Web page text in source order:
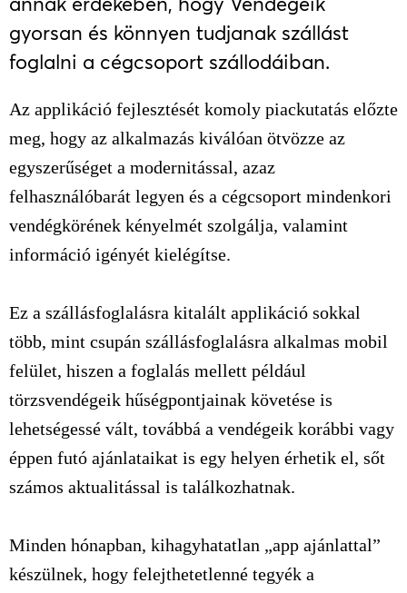
gyorsan és könnyen tudjanak szállást
foglalni a cégcsoport szállodáiban.
Az applikáció fejlesztését komoly piackutatás előzte
meg, hogy az alkalmazás kiválóan ötvözze az
egyszerűséget a modernitással, azaz
felhasználóbarát legyen és a cégcsoport mindenkori
vendégkörének kényelmét szolgálja, valamint
információ igényét kielégítse.
Ez a szállásfoglalásra kitalált applikáció sokkal
több, mint csupán szállásfoglalásra alkalmas mobil
felület, hiszen a foglalás mellett például
törzsvendégeik hűségpontjainak követése is
lehetségessé vált, továbbá a vendégeik korábbi vagy
éppen futó ajánlataikat is egy helyen érhetik el, sőt
számos aktualitással is találkozhatnak.
Minden hónapban, kihagyhatatlan „app ajánlattal”
készülnek, hogy felejthetetlenné tegyék a